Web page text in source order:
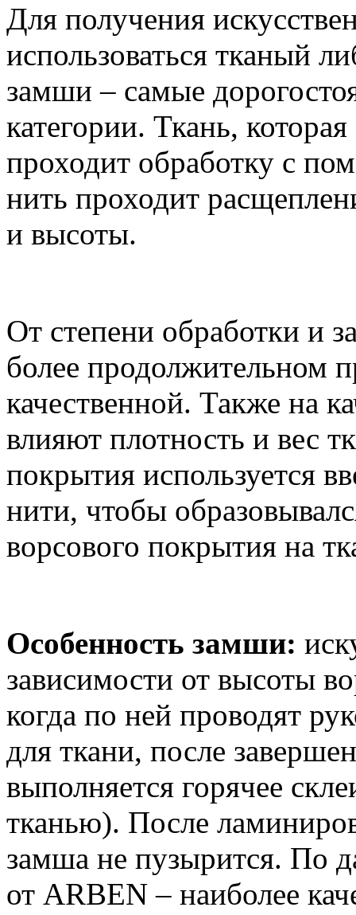
Для получения
использоваться тканый
замши – самые
категории. Ткань,
проходит обработку с
нить проходит
и высоты.
От степени обработки и
более продолжительном
качественной. Также на
влияют плотность и вес
покрытия используется
нити, чтобы
ворсового покрытия на
Особенность замши:
зависимости от высоты
когда по ней проводят
для ткани, после
выполняется горячее
тканью). После
замша не пузырится. По
от ARBEN – наиболее